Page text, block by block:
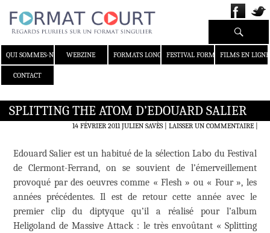
QUI SOMMES-NOUS ?WEBZINE FORMATS LONGS FESTIVAL FORMAT COURT
FILMS EN LIGNE
CONTACT
Recherche
SPLITTING THE ATOM D’EDOUARD SALIER
14 FÉVRIER 2011 JULIEN SAVÈS LAISSER UN COMMENTAIRE|
Edouard Salier est un habitué de la sélection Labo du Festival
de Clermont-Ferrand, on se souvient de l’émerveillement
provoqué par des oeuvres comme « Flesh » ou « Four », les
années précédentes. Il est de retour cette année avec le
premier clip du diptyque qu’il a réalisé pour l’album
Heligoland de Massive Attack : le très envoûtant « Splitting